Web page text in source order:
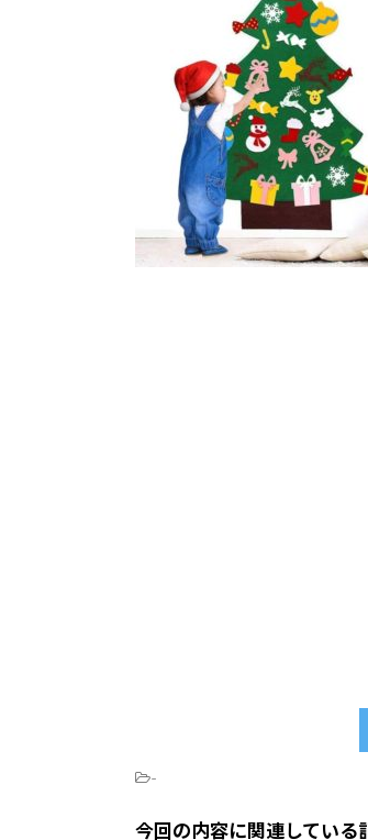
-
今回の内容に関連している